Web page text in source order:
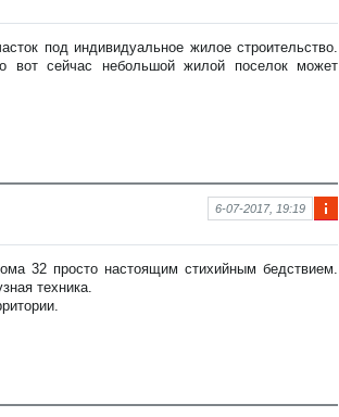
фо
аци
я к
под индивидуальное жилое строительство.
вот сейчас небольшой жилой поселок может
фо
аци
6-07-2017, 19:19
32 просто настоящим стихийным бедствием.
техника.